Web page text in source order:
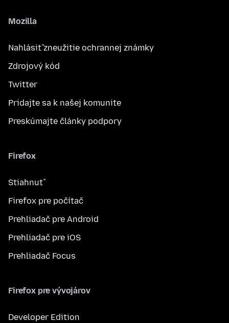
Mozilla
Nahlásiť zneužitie ochrannej známky
Zdrojový kód
Twitter
Pridajte sa k našej komunite
Preskúmajte články podpory
Firefox
Stiahnuť
Firefox pre počítač
Prehliadač pre Android
Prehliadač pre iOS
Prehliadač Focus
Firefox pre vývojárov
Developer Edition